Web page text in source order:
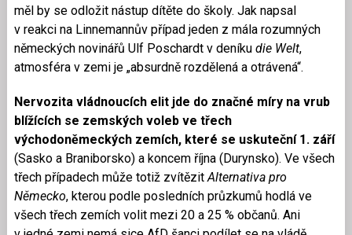
měl by se odložit nástup dítěte do školy. Jak napsal
v reakci na Linnemannův případ jeden z mála rozumných
německých novinářů Ulf Poschardt v deníku die Welt,
atmosféra v zemi je „absurdně rozdělená a otrávená“.
Nervozita vládnoucích elit jde do značné míry na vrub
blížících se zemských voleb ve třech
východoněmeckých zemích, které se uskuteční 1. září
(Sasko a Braniborsko) a koncem října (Durynsko). Ve všech
třech případech může totiž zvítězit Alternativa pro
Německo, kterou podle posledních průzkumů hodlá ve
všech třech zemích volit mezi 20 a 25 % občanů. Ani